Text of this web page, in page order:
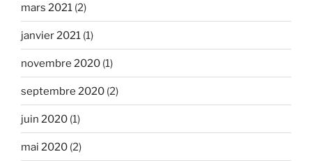
mars 2021 (2)
janvier 2021 (1)
novembre 2020 (1)
septembre 2020 (2)
juin 2020 (1)
mai 2020 (2)